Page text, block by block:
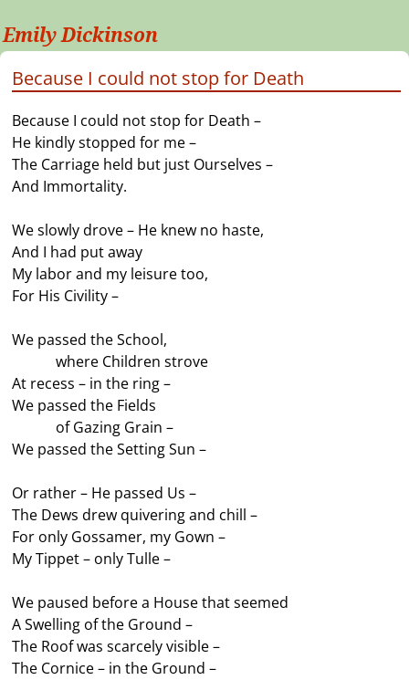
Emily Dickinson
Because I could not stop for Death
Because I could not stop for Death –
He kindly stopped for me –
The Carriage held but just Ourselves –
And Immortality.
We slowly drove – He knew no haste,
And I had put away
My labor and my leisure too,
For His Civility –
We passed the School,
———where Children strove
At recess – in the ring –
We passed the Fields
of Gazing Grain –
We passed the Setting Sun –
Or rather – He passed Us –
The Dews drew quivering and chill –
For only Gossamer, my Gown –
My Tippet – only Tulle –
We paused before a House that seemed
A Swelling of the Ground –
The Roof was scarcely visible –
The Cornice – in the Ground –